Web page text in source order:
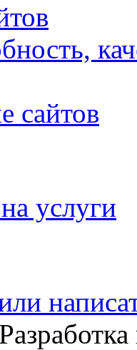
сайтов
услуги